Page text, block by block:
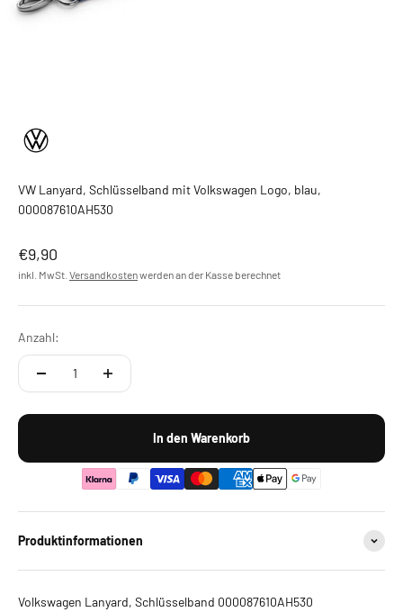
VW Lanyard, Schlüsselband mit Volkswagen Logo, blau,
000087610AH530
Angebot
€9,90
inkl. MwSt. Versandkostenwerden an der Kasse berechnet
Anzahl:
In den Warenkorb
Produktinformationen
Volkswagen Lanyard, Schlüsselband 000087610AH530